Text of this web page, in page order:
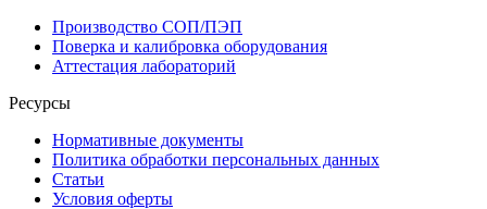
Производство СОП/ПЭП
Поверка и калибровка оборудования
Аттестация лабораторий
Ресурсы
Нормативные документы
Политика обработки персональных данных
Статьи
Условия оферты